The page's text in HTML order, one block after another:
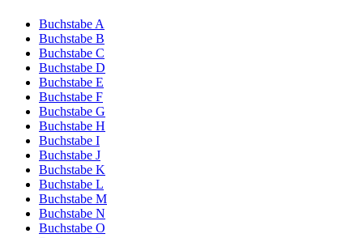
Buchstabe A
Buchstabe B
Buchstabe C
Buchstabe D
Buchstabe E
Buchstabe F
Buchstabe G
Buchstabe H
Buchstabe I
Buchstabe J
Buchstabe K
Buchstabe L
Buchstabe M
Buchstabe N
Buchstabe O